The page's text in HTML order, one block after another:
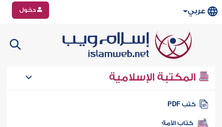
عربي دخول
المكتبة الإسلامية
كتب PDF